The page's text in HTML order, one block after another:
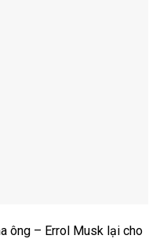
ông – Errol Musk lại cho